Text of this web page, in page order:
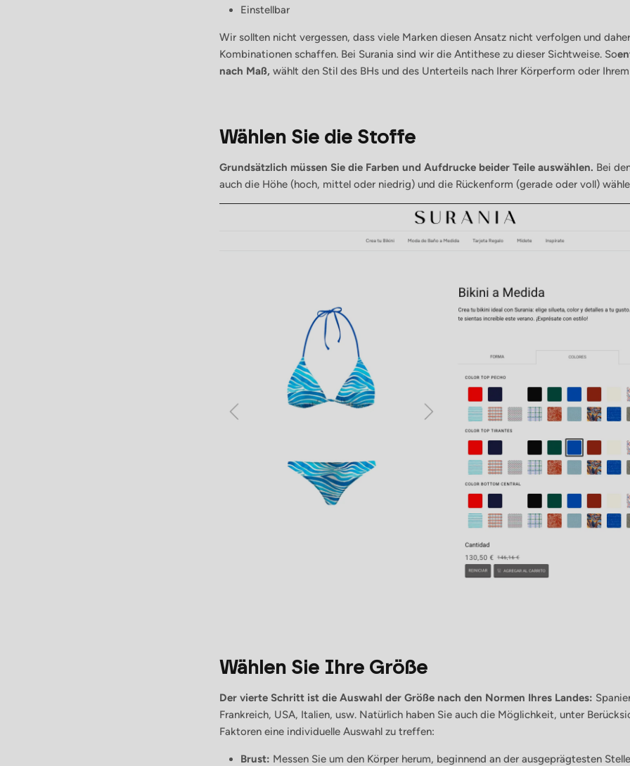
Einstellbar
Wir sollten nicht vergessen, dass viele Marken diesen Ansatz nicht verfolgen und
Kombinationen schaffen. Bei Surania sind wir die Antithese zu dieser Sichtweise. So
nach Maß, wählt den Stil des BHs und des Unterteils nach Ihrer Körperform oder
Wählen Sie die Stoffe
Grundsätzlich müssen Sie die Farben und Aufdrucke beider Teile auswählen. Bei
auch die Höhe (hoch, mittel oder niedrig) und die Rückenform (gerade oder voll)
Wählen Sie Ihre Größe
Der vierte Schritt ist die Auswahl der Größe nach den Normen Ihres Landes:
Frankreich, USA, Italien, usw. Natürlich haben Sie auch die Möglichkeit, unter
Faktoren eine individuelle Auswahl zu treffen:
Brust: Messen Sie um den Körper herum, beginnend an der ausgeprägtesten